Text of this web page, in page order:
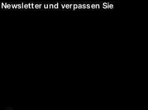
und verpassen Sie